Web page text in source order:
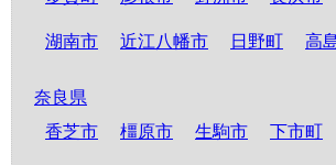
湖南市 近江八幡市 日野町 高
奈良県
香芝市
橿原市 生駒市 下市町